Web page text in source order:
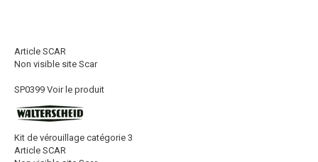
Article SCAR
Non visible site Scar
SP0399 Voir le produit
Kit de vérouillage catégorie 3
Article SCAR